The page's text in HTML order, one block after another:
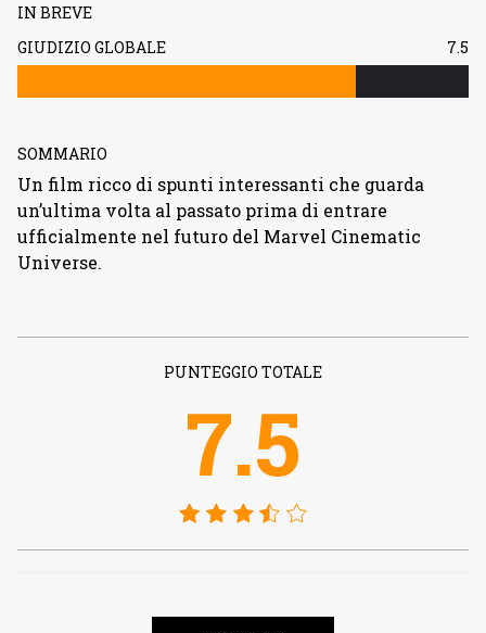
IN BREVE
GIUDIZIO GLOBALE
7.5
SOMMARIO
Un film ricco di spunti interessanti che guarda
un’ultima volta al passato prima di entrare
ufficialmente nel futuro del Marvel Cinematic
Universe.
PUNTEGGIO TOTALE
7.5